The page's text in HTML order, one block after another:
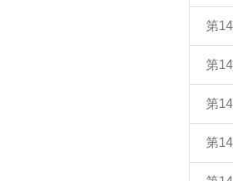
第
第
第
第